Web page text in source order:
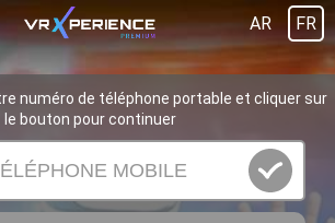
AR FR
numéro de téléphone portable et cliquer sur
le bouton pour continuer